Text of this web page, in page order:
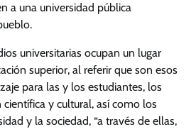
a una universidad pública
universitarias ocupan un lugar
superior, al referir que son esos
para las y los estudiantes, los
y cultural, así como los
y la sociedad, “a través de ellas,